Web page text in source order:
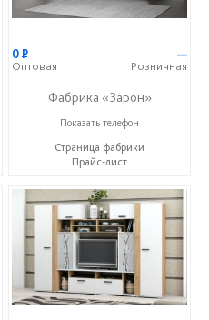
0Р
Оптовая
—
Розничная
Фабрика «Зарон»
+7 (8412) 21-50-66
Показать телефон
Страница фабрики
Прайс-лист